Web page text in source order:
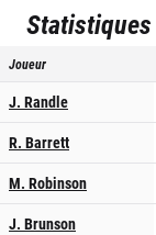
Statistiques
Joueur
J. Randle
R. Barrett
M. Robinson
J. Brunson